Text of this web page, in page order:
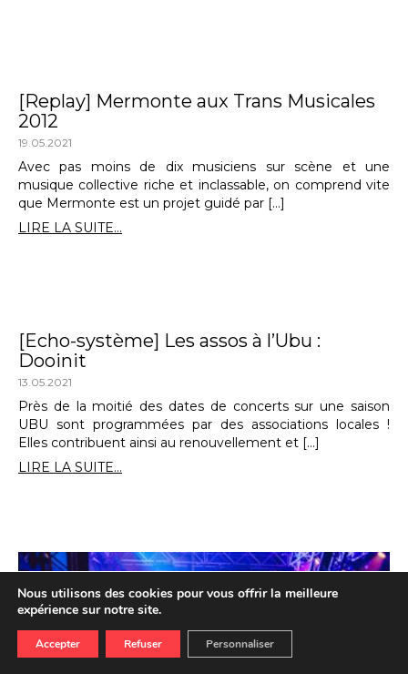
[Replay] Mermonte aux Trans Musicales
2012
19.05.2021
Avec pas moins de dix musiciens sur scène et une
musique collective riche et inclassable, on comprend vite
que Mermonte est un projet guidé par […]
LIRE LA SUITE...
[Echo-système] Les assos à l’Ubu :
Dooinit
13.05.2021
Près de la moitié des dates de concerts sur une saison
UBU sont programmées par des associations locales !
Elles contribuent ainsi au renouvellement et […]
LIRE LA SUITE...
Nous utilisons des cookies pour vous offrir la meilleure
expérience sur notre site.
Accepter Refuser Personnaliser